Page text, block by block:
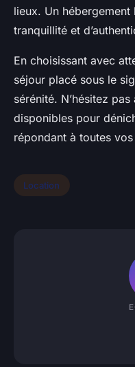
lieux. Un
tranquillité et
En choisissant avec
séjour placé sous le
sérénité. N’hésitez
disponibles pour
répondant à toutes
Location